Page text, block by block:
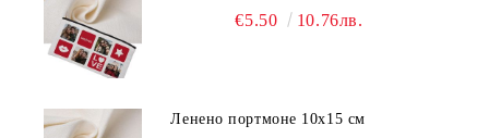
€5.50 10.76лв.
Ленено портмоне 10х15 см